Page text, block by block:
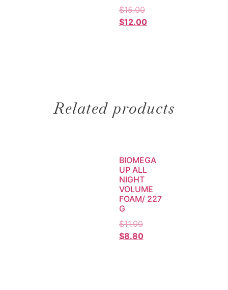
$15.00
$12.00
Related products
BIOMEGA
UP ALL
NIGHT
VOLUME
FOAM/ 227
G
$11.00
$8.80